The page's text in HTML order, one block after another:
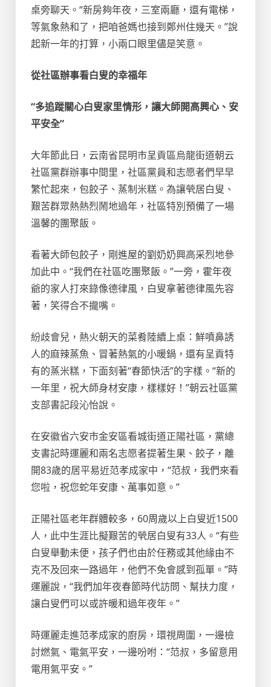
桌旁聊天。“新房夠年夜，三室兩廳，還有電梯，
等氣象熱和了，把咱爸媽也接到鄭州住幾天。”說
起新一年的打算，小兩口眼里儘是笑意。
從社區辦事看白叟的幸福年
“多追蹤關心白叟家里情形，讓大師開高興心、安
平安全”
大年節此日，云南省昆明市呈貢區烏龍街道朝云
社區黨群辦事中間里，社區黨員和志愿者們早早
繁忙起來，包餃子、蒸制米糕。為讓煢居白叟、
艱苦群眾熱熱烈鬧地過年，社區特別預備了一場
溫馨的團聚飯。
看著大師包餃子，剛進屋的劉奶奶興高采烈地參
加此中。“我們在社區吃團聚飯。”一旁，霍年夜
爺的家人打來錄像德律風，白叟拿著德律風先容
著，笑得合不攏嘴。
紛歧會兒，熱火朝天的菜肴陸續上桌：鮮噴鼻誘
人的麻辣蒸魚、冒著熱氣的小暖鍋，還有呈貢特
有的蒸米糕，下面刻著“春節快活”的字樣。“新的
一年里，祝大師身材安康，樣樣好！”朝云社區黨
支部書記段沁怡說。
在安徽省六安市金安區看城街道正陽社區，黨總
支書記時運麗和兩名志愿者提著生果、餃子，離
開83歲的居平易近范孝成家中，“范叔，我們來看
您啦，祝您蛇年安康、萬事如意。”
正陽社區老年群體較多，60周歲以上白叟近1500
人，此中生涯比擬艱苦的煢居白叟有33人。“有些
白叟舉動未便，孩子們也由於任務或其他緣由不
克不及回來一路過年，他們不免會感到孤單。”時
運麗說，“我們加年夜春節時代訪問、幫扶力度，
讓白叟們可以或許暖和過年夜年。”
時運麗走進范孝成家的廚房，環視周圍，一邊檢
討燃氣、電氣平安，一邊吩咐：“范叔，多留意用
電用氣平安。”